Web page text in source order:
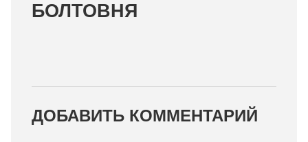
БОЛТОВНЯ
ДОБАВИТЬ КОММЕНТАРИЙ